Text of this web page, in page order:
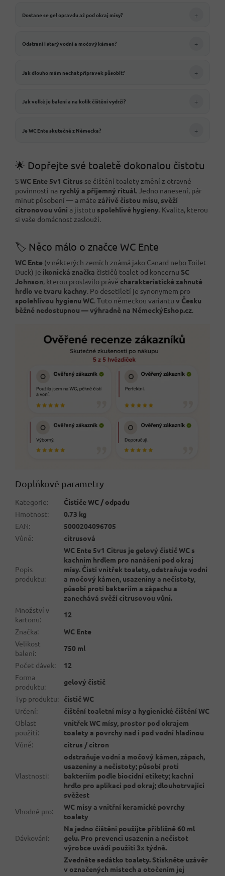
Dostane se gel opravdu až pod okraj mísy? +
Odstraní i starý vodní a močový kámen? +
Jak dlouho mám nechat přípravek působit? +
Jak velké je balení a na kolik čištění vydrží? +
Je WC Ente skutečně z Německa? +
🌟 Dopřejte své toaletě dokonalou čistotu
SWC Ente 5v1 Citrus se čištění toalety změní z otravné
povinnosti na rychlý a příjemný rituál. Jedno nanesení, pár
minut působení — a máte zářivě čistou mísu, svěží
citronovou vůni a jistotu spolehlivé hygieny. Kvalita, kterou
si vaše domácnost zaslouží.
🏷️ Něco málo o značce WC Ente
WC Ente (v některých zemích známá jako Canard nebo Toilet
Duck) je ikonická značka čističů toalet od koncernu SC
Johnson, kterou proslavilo právě charakteristické zahnuté
hrdlo ve tvaru kachny. Po desetiletí je synonymem pro
spolehlivou hygienu WC. Tuto německou variantu v Česku
běžně nedostupnou — výhradně na NěmeckýEshop.cz.
Doplňkové parametry
Kategorie:
Čističe WC / odpadu
Hmotnost:
0.73 kg
EAN:
5000204096705
Vůně: citrusová
Popis
produktu:
WC Ente 5v1 Citrus je gelový čistič WC s
kachním hrdlem pro nanášení pod okraj
mísy. Čistí vnitřek toalety, odstraňuje vodní
a močový kámen, usazeniny a nečistoty,
působí proti bakteriím a zápachu a
zanechává svěží citrusovou vůni.
Množství v
kartonu:
12
Značka:
WC Ente
Velikost
balení:
750 ml
Počet dávek:
12
Forma
produktu:
gelový čistič
Typ produktu:
čistič WC
Určení:
čištění toaletní mísy a hygienické čištění WC
Oblast
použití:
vnitřek WC mísy, prostor pod okrajem
toalety a povrchy nad i pod vodní hladinou
Vůně: citrus / citron
Vlastnosti:
odstraňuje vodní a močový kámen, zápach,
usazeniny a nečistoty; působí proti
bakteriím podle biocidní etikety; kachní
hrdlo pro aplikaci pod okraj; dlouhotrvající
svěžest
Vhodné pro:
WC mísy a vnitřní keramické povrchy
toalety
Dávkování:
Na jedno čištění použijte přibližně 60 ml
gelu. Pro prevenci usazenin a nečistot
výrobce uvádí použití 3x týdně.
Zvedněte sedátko toalety. Stiskněte uzávěr
v označených místech a otočením jej